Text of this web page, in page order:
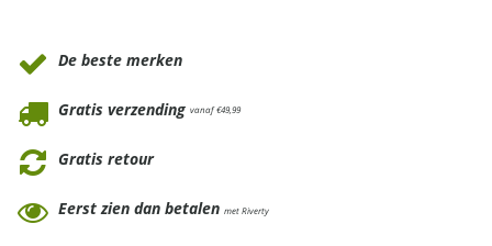
De beste merken
Gratis verzending vanaf €49,99
Gratis retour
Eerst zien dan betalen met Riverty